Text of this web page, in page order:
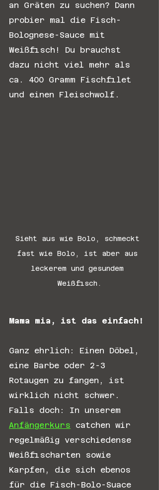
an Gräten zu suchen? Dann
probier mal die Fisch-
Bolognese-Sauce mit
Weißfisch! Du brauchst
dazu nicht viel mehr als
ca. 400 Gramm Fischfilet
und einen Fleischwolf.
Sieht aus wie Bolo, schmeckt
fast wie Bolo, ist aber aus
leckerem und gesundem
Weißfisch.
Mama mia, ist das einfach!
Ganz ehrlich: Einen Döbel,
eine Barbe oder 2-3
Rotaugen zu fangen, ist
wirklich nicht schwer.
Falls doch: In unserem
Anfängerkurs catchen wir
regelmäßig verschiedense
Weißfischarten sowie
Karpfen, die sich ebenos
für die Fisch-Bolo-Suace